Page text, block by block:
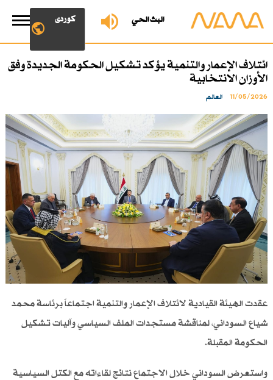
البث الحي کوردی
ائتلاف الإعمار والتنمية يؤكد تشكيل الحكومة الجديدة وفق
الأوزان الانتخابية
11/05/2026 العالم
عقدت الهيئة القيادية لائتلاف الإعمار والتنمية اجتماعاً برئاسة محمد
شياع السوداني، لمناقشة مستجدات الملف السياسي وآليات تشكيل
الحكومة المقبلة.
واستعرض السوداني خلال الاجتماع نتائج لقاءاته مع الكتل السياسية